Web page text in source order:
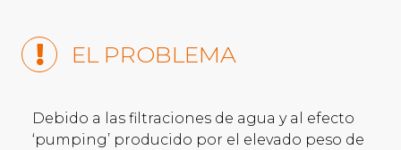
EL PROBLEMA
Debido a las filtraciones de agua y al efecto
‘pumping’ producido por el elevado peso de